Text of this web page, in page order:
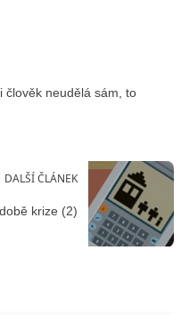
člověk neudělá sám, to
DALŠÍ ČLÁNEK
krize (2)